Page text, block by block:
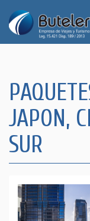
JAPON,
SUR